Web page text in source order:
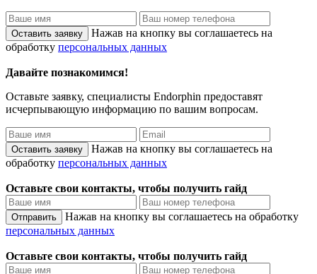
Нажав на кнопку вы соглашаетесь на
обработку персональных данных
Давайте познакомимся!
Оставьте заявку, специалисты Endorphin предоставят
исчерпывающую информацию по вашим вопросам.
Нажав на кнопку вы соглашаетесь на
обработку персональных данных
Оставьте свои контакты, чтобы получить гайд
Нажав на кнопку вы соглашаетесь на обработку
персональных данных
Оставьте свои контакты, чтобы получить гайд